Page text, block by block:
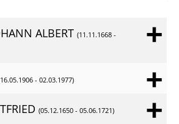
ALBERT (11.11.1668 -
- 02.03.1977)
(05.12.1650 - 05.06.1721)